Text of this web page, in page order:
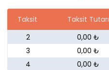
Taksit Taksit Tutarı
2
0,00 ₺
3
0,00 ₺
4
0,00 ₺